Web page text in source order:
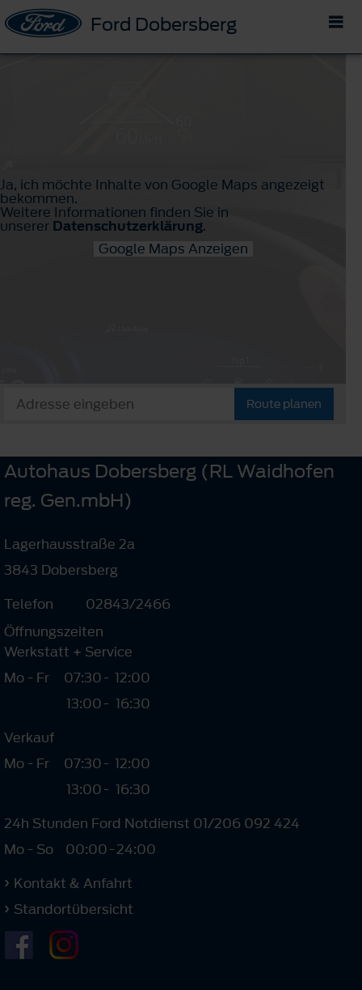
Ford Dobersberg
Ja, ich möchte Inhalte von Google Maps angezeigt
bekommen.
Weitere Informationen finden Sie in
unserer Datenschutzerklärung.
Google Maps Anzeigen
Route planen
Autohaus Dobersberg (RL Waidhofen
reg. Gen.mbH)
Lagerhausstraße 2a
3843 Dobersberg
Telefon
02843/2466
Öffnungszeiten
Werkstatt + Service
Mo - Fr
07:30
13:00
-
-
12:00
16:30
Verkauf
Mo - Fr
07:30
13:00
-
-
12:00
16:30
24h Stunden Ford Notdienst 01/206 092 424
Mo - So
00:00-24:00
Kontakt & Anfahrt
Standortübersicht